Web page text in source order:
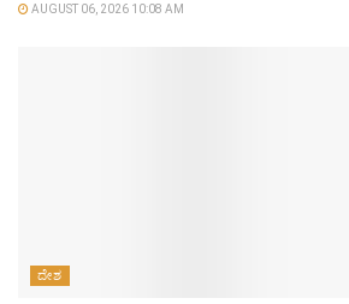
AUGUST 06, 2026 10:08 AM
ದೇಶ